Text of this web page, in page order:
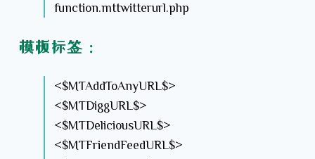
function.mttwitterurl.php
模板标签：
<$MTAddToAnyURL$>
<$MTDiggURL$>
<$MTDeliciousURL$>
<$MTFriendFeedURL$>